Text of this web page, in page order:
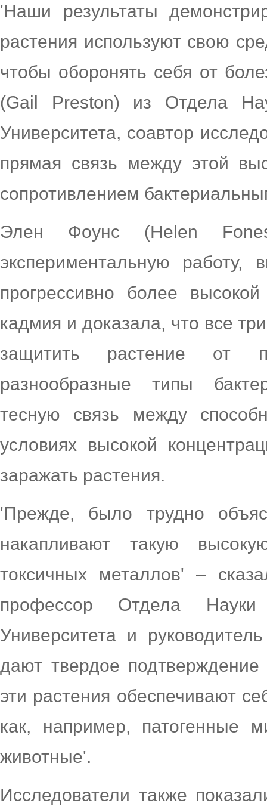
'Наши результаты
растения используют свою
чтобы оборонять себя от
(Gail Preston) из Отдела
Университета, соавтор
прямая связь между этой
сопротивлением
Элен Фоунс (Helen
экспериментальную
прогрессивно более
кадмия и доказала, что все
защитить растение от
разнообразные типы
тесную связь между
условиях высокой
заражать растения.
'Прежде, было трудно
накапливают такую
токсичных металлов' –
профессор Отдела
Университета и
дают твердое
эти растения обеспечивают
как, например, патогенные
животные'.
Исследователи также